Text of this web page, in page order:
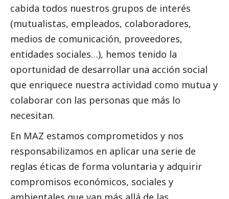
cabida todos nuestros grupos de interés
(mutualistas, empleados, colaboradores,
medios de comunicación, proveedores,
entidades sociales…), hemos tenido la
oportunidad de desarrollar una acción social
que enriquece nuestra actividad como mutua y
colaborar con las personas que más lo
necesitan.
En MAZ estamos comprometidos y nos
responsabilizamos en aplicar una serie de
reglas éticas de forma voluntaria y adquirir
compromisos económicos, sociales y